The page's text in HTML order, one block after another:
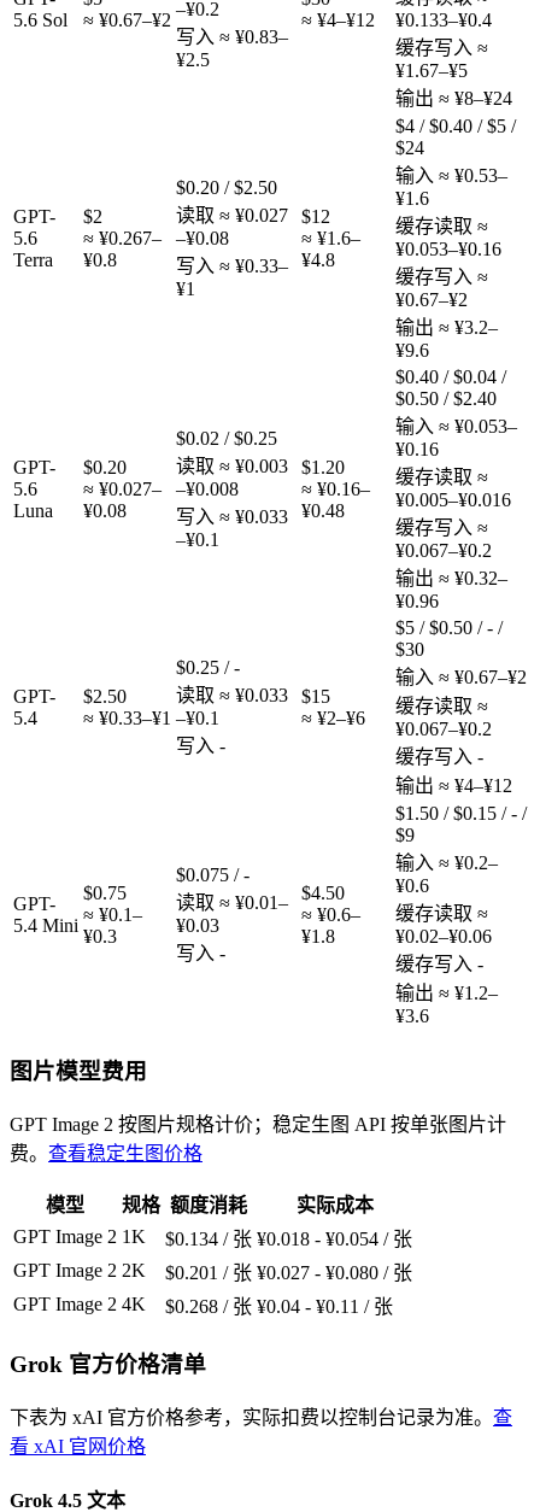
5.6 Sol
≈ ¥0.67–¥2
–¥0.2
写入 ≈ ¥0.83–
¥2.5
≈ ¥4–¥12
¥0.133–¥0.4
缓存写入 ≈
¥1.67–¥5
输出 ≈ ¥8–¥24
GPT-
5.6
Terra
$2
≈ ¥0.267–
¥0.8
$0.20 /$2.50
读取 ≈ ¥0.027
–¥0.08
写入 ≈ ¥0.33–
¥1
$12
≈ ¥1.6–
¥4.8
$4 / $0.40 / $5 /
$24
输入 ≈ ¥0.53–
¥1.6
缓存读取 ≈
¥0.053–¥0.16
缓存写入 ≈
¥0.67–¥2
输出 ≈ ¥3.2–
¥9.6
GPT-
5.6
Luna
$0.20
≈ ¥0.027–
¥0.08
$0.02 /$0.25
读取 ≈ ¥0.003
–¥0.008
写入 ≈ ¥0.033
–¥0.1
$1.20
≈ ¥0.16–
¥0.48
$0.40 / $0.04 /
$0.50 / $2.40
输入 ≈ ¥0.053–
¥0.16
缓存读取 ≈
¥0.005–¥0.016
缓存写入 ≈
¥0.067–¥0.2
输出 ≈ ¥0.32–
¥0.96
GPT-
5.4
$2.50
≈ ¥0.33–¥1
$0.25 /-
读取 ≈ ¥0.033
–¥0.1
写入 -
$15
≈ ¥2–¥6
$5 / $0.50 / - /
$30
输入 ≈ ¥0.67–¥2
缓存读取 ≈
¥0.067–¥0.2
缓存写入 -
输出 ≈ ¥4–¥12
GPT-
5.4 Mini
$0.75
≈ ¥0.1–
¥0.3
$0.075 /-
读取 ≈ ¥0.01–
¥0.03
写入 -
$4.50
≈ ¥0.6–
¥1.8
$1.50 / $0.15 / - /
$9
输入 ≈ ¥0.2–
¥0.6
缓存读取 ≈
¥0.02–¥0.06
缓存写入 -
输出 ≈ ¥1.2–
¥3.6
图片模型费用
GPT Image 2 按图片规格计价；稳定生图 API 按单张图片计
费。 查看稳定生图价格
模型 规格 额度消耗
实际成本
GPT Image 2 1K $0.134 / 张 ¥0.018 - ¥0.054 / 张
GPT Image 2 2K $0.201 / 张 ¥0.027 - ¥0.080 / 张
GPT Image 2 4K $0.268 / 张 ¥0.04 - ¥0.11 / 张
Grok 官方价格清单
下表为 xAI 官方价格参考，实际扣费以控制台记录为准。 查
看 xAI 官网价格
Grok 4.5 文本